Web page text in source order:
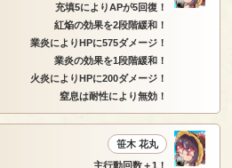
充填5によりAPが5回復！
紅焔の効果を2段階緩和！
業炎によりHPに575ダメージ！
業炎の効果を1段階緩和！
火炎によりHPに200ダメージ！
窒息は耐性により無効！
笹木 花丸
主行動回数＋1！